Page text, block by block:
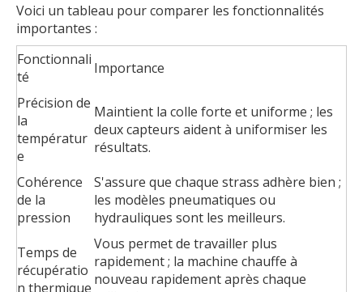
Voici un tableau pour comparer les fonctionnalités
importantes :
Fonctionnali
té
Importance
Précision de
la
températur
e
Maintient la colle forte et uniforme ; les
deux capteurs aident à uniformiser les
résultats.
Cohérence
de la
pression
S'assure que chaque strass adhère bien ;
les modèles pneumatiques ou
hydrauliques sont les meilleurs.
Temps de
récupératio
n thermique
Vous permet de travailler plus
rapidement ; la machine chauffe à
nouveau rapidement après chaque